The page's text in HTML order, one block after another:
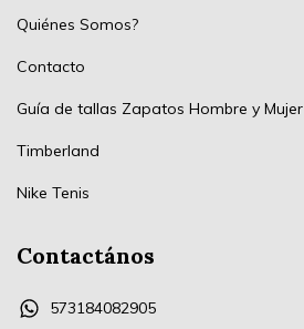
Quiénes Somos?
Contacto
Guía de tallas Zapatos Hombre y Mujer
Timberland
Nike Tenis
Contactános
573184082905